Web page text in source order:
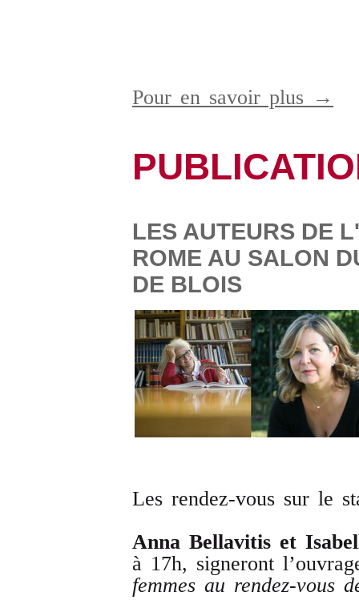
Pour en savoir plus →
LES AUTEURS DE
ROME AU SALON
DE BLOIS
Les rendez-vous sur le
Anna Bellavitis et
à 17h, signeront
femmes au rendez-vous